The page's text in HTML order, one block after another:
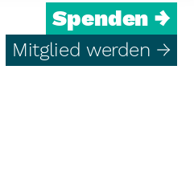
Spenden →
Mitglied werden →